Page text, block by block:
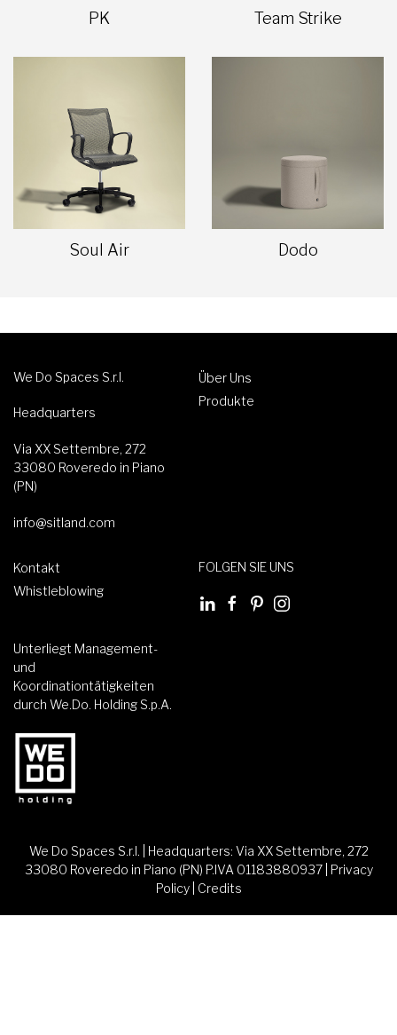
PK Team Strike
Soul Air Dodo
We Do Spaces S.r.l.
Headquarters
Via XX Settembre, 272
33080 Roveredo in Piano
(PN)
info@sitland.com
Über Uns
Produkte
Kontakt
Whistleblowing
FOLGEN SIE UNS
Unterliegt Management-
und
Koordinationtätigkeiten
durch We.Do. Holding S.p.A.
We Do Spaces S.r.l. | Headquarters: Via XX Settembre, 272
33080 Roveredo in Piano (PN) P.IVA 01183880937 | Privacy
Policy| Credits